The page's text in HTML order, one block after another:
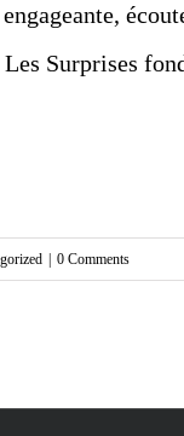
Surprises
0 Comments